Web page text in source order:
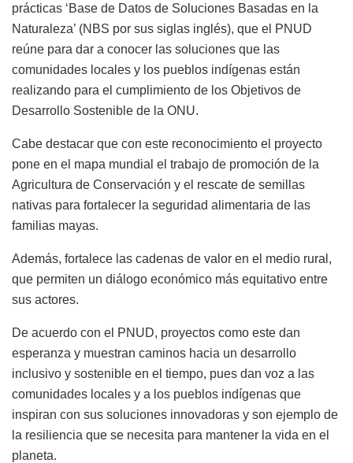
prácticas ‘Base de Datos de Soluciones Basadas en la
Naturaleza’ (NBS por sus siglas inglés), que el PNUD
reúne para dar a conocer las soluciones que las
comunidades locales y los pueblos indígenas están
realizando para el cumplimiento de los Objetivos de
Desarrollo Sostenible de la ONU.
Cabe destacar que con este reconocimiento el proyecto
pone en el mapa mundial el trabajo de promoción de la
Agricultura de Conservación y el rescate de semillas
nativas para fortalecer la seguridad alimentaria de las
familias mayas.
Además, fortalece las cadenas de valor en el medio rural,
que permiten un diálogo económico más equitativo entre
sus actores.
De acuerdo con el PNUD, proyectos como este dan
esperanza y muestran caminos hacia un desarrollo
inclusivo y sostenible en el tiempo, pues dan voz a las
comunidades locales y a los pueblos indígenas que
inspiran con sus soluciones innovadoras y son ejemplo de
la resiliencia que se necesita para mantener la vida en el
planeta.